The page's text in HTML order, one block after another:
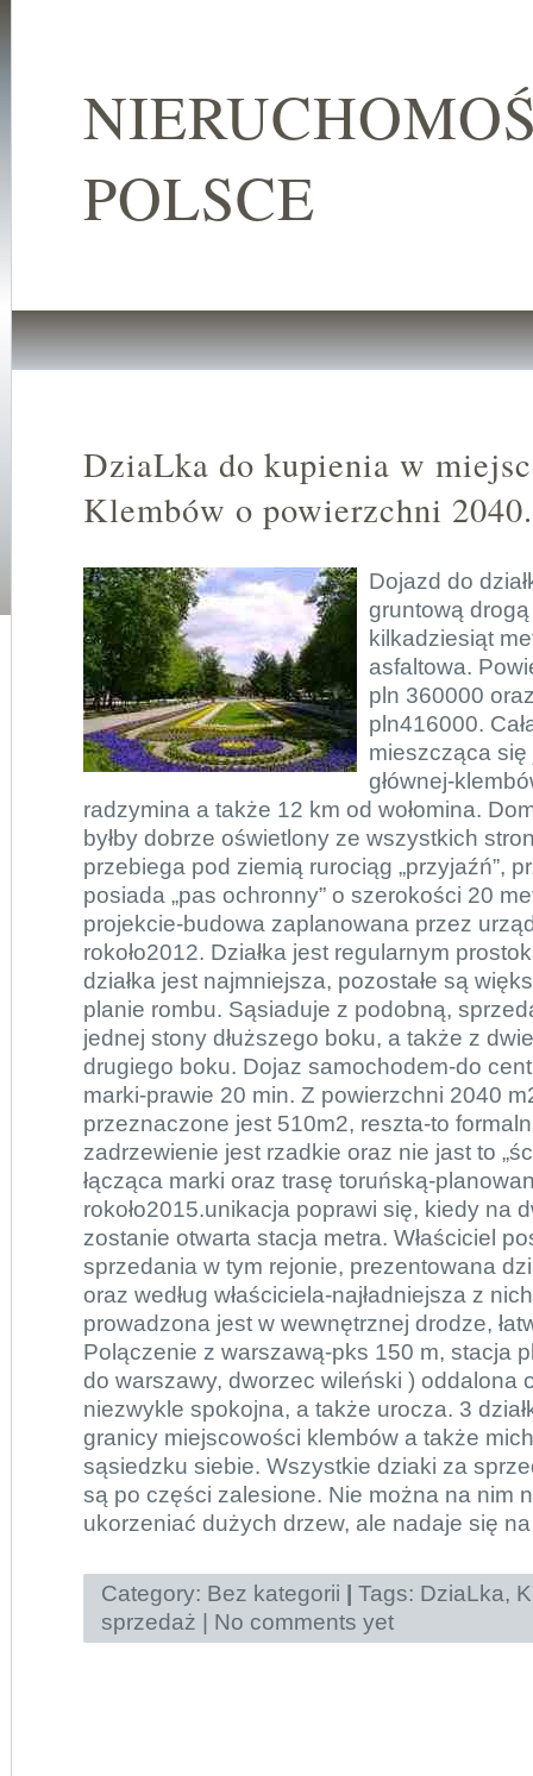
POLSCE
DziaLka do kupienia w
Klembów o powierzchni
Dojazd do
gruntową
kilkadziesiąt
asfaltowa.
pln 360000
pln416000.
mieszcząca
głównej-
radzymina a także 12 km od wołomina.
byłby dobrze oświetlony ze wszystkich
przebiega pod ziemią rurociąg „przyjaźń”,
posiada „pas ochronny” o szerokości 20
projekcie-budowa zaplanowana przez
rokoło2012. Działka jest regularnym
działka jest najmniejsza, pozostałe są
planie rombu. Sąsiaduje z podobną,
jednej stony dłuższego boku, a także z
drugiego boku. Dojaz samochodem-do
marki-prawie 20 min. Z powierzchni 2040
przeznaczone jest 510m2, reszta-to
zadrzewienie jest rzadkie oraz nie jast to
łącząca marki oraz trasę toruńską-
rokoło2015.unikacja poprawi się, kiedy na
zostanie otwarta stacja metra. Właściciel
sprzedania w tym rejonie, prezentowana
oraz według właściciela-najładniejsza z
prowadzona jest w wewnętrznej drodze,
Polączenie z warszawą-pks 150 m, stacja
do warszawy, dworzec wileński ) oddalona
niezwykle spokojna, a także urocza. 3
granicy miejscowości klembów a także
sąsiedzku siebie. Wszystkie dziaki za
są po części zalesione. Nie można na nim
ukorzeniać dużych drzew, ale nadaje się
Category: Bez kategorii Tags: DziaLka,
sprzedaż
No comments yet